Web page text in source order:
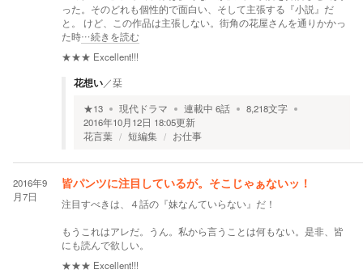
った。そのどれも個性的で面白い、そして主張する『小説』だ
と。 けど、この作品は主張しない。街角の花屋さんを通りかかっ
た時…続きを読む
★★★ Excellent!!!
花想い／栞
★13 現代ドラマ 連載中 6話 8,218文字
2016年10月12日 18:05更新
花言葉
短編集 お仕事
2016年9
月7日
皆パンツに注目しているが。そこじゃぁないッ！
注目すべきは、４話の『妹なんていらない』だ！
もうこれはアレだ。うん。私から言うことは何もない。是非、皆
にも読んで欲しい。
★★★ Excellent!!!